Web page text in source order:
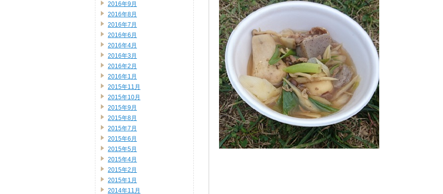
2016年9月
2016年8月
2016年7月
2016年6月
2016年4月
2016年3月
2016年2月
2016年1月
2015年11月
2015年10月
2015年9月
2015年8月
2015年7月
2015年6月
2015年5月
2015年4月
2015年2月
2015年1月
2014年11月